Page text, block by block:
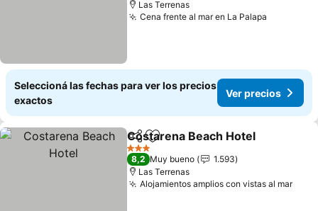
Las Terrenas
Cena frente al mar en La Palapa
Seleccioná las fechas para ver los precios
exactos
Ver precios
CompartirAñadir a favoritos
Costarena Beach Hotel
3 Estrellas
8,2 Muy bueno
1.593
Las Terrenas
Alojamientos amplios con vistas al mar